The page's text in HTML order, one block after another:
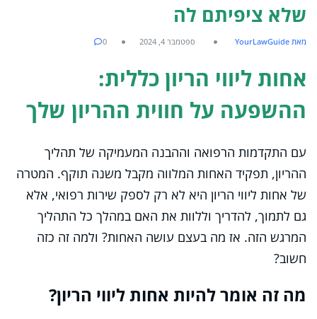
שלא ציפיתם לה
מאת YourLawGuide ספטמבר 4, 2024 0
אחות ליווי הריון כללית:
ההשפעה על חווית ההריון שלך
עם התקדמות הרפואה וההבנה המעמיקה של תהליך
ההריון, תפקיד האחות המלווה מקבל משנה תוקף. המטרה
של אחות ליווי הריון היא לא רק לספק שירות רפואי, אלא
גם לתמוך, להדריך וללוות את האם במהלך כל התהליך
המרגש הזה. אז מה בעצם עושה האחות? ולמה זה כזה
חשוב?
מה זה אומר להיות אחות ליווי הריון?